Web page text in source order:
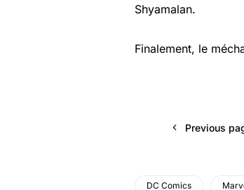
Shyamalan.
Finalement, le
Previous
DC Comics